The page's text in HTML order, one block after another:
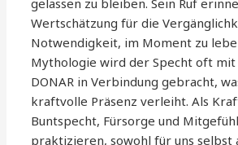
gelassen zu bleiben. Sein Ruf
Wertschätzung für die
Notwendigkeit, im Moment zu
Mythologie wird der Specht oft
DONAR in Verbindung gebracht,
kraftvolle Präsenz verleiht. Als
Buntspecht, Fürsorge und
praktizieren, sowohl für uns selbst